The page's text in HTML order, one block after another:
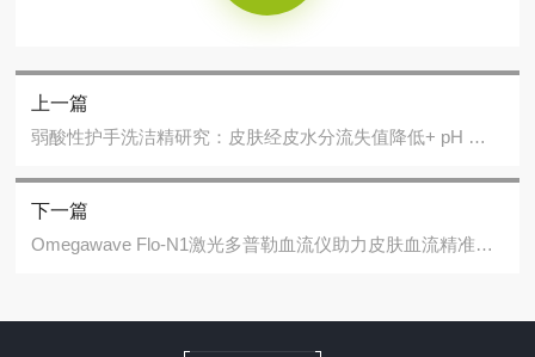
上一篇
弱酸性护手洗洁精研究：皮肤经皮水分流失值降低+ pH 长效稳定
下一篇
Omegawave Flo-N1激光多普勒血流仪助力皮肤血流精准探索